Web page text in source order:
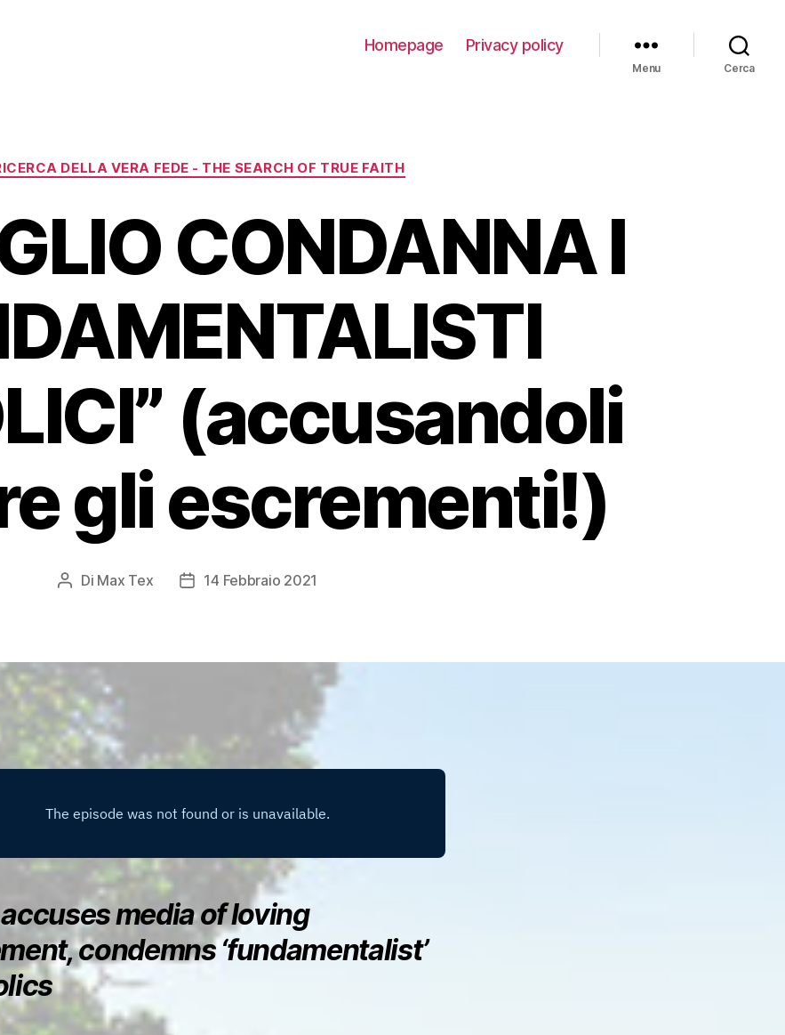
Homepage Privacy policy
Menu Cerca
Categorie
DELLA VERA FEDE - THE SEARCH OF TRUE FAITH
CONDANNA I
(accusandoli
gli escrementi!)
Autore
Di Max Tex
Data14 Febbraio 2021
media of loving
condemns ‘fundamentalist’